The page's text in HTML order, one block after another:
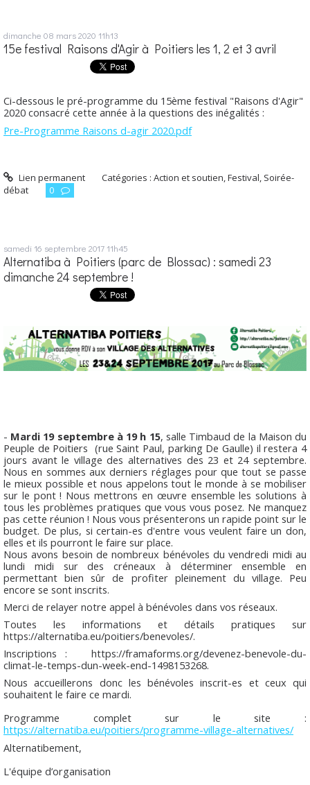
dimanche 08 mars 2020 11h13
15e festival Raisons d'Agir à Poitiers les 1, 2 et 3 avril
Ci-dessous le pré-programme du 15ème festival "Raisons d'Agir"
2020 consacré cette année à la questions des inégalités :
Pre-Programme Raisons d-agir 2020.pdf
Lien permanent Catégories :Action et soutien,Festival, Soirée-
débat
0
samedi 16 septembre 201711h45
Alternatiba à Poitiers (parc de Blossac) : samedi 23
dimanche 24 septembre !
- Mardi 19 septembre à 19 h 15, salle Timbaud de la Maison du
Peuple de Poitiers (rue Saint Paul, parking De Gaulle) il restera 4
jours avant le village des alternatives des 23 et 24 septembre.
Nous en sommes aux derniers réglages pour que tout se passe
le mieux possible et nous appelons tout le monde à se mobiliser
sur le pont ! Nous mettrons en œuvre ensemble les solutions à
tous les problèmes pratiques que vous vous posez. Ne manquez
pas cette réunion ! Nous vous présenterons un rapide point sur le
budget. De plus, si certain-es d'entre vous veulent faire un don,
elles et ils pourront le faire sur place.
Nous avons besoin de nombreux bénévoles du vendredi midi au
lundi midi sur des créneaux à déterminer ensemble en
permettant bien sûr de profiter pleinement du village. Peu
encore se sont inscrits.
Merci de relayer notre appel à bénévoles dans vos réseaux.
Toutes les informations et détails pratiques sur
https://alternatiba.eu/poitiers/benevoles/.
Inscriptions : https://framaforms.org/devenez-benevole-du-
climat-le-temps-dun-week-end-1498153268.
Nous accueillerons donc les bénévoles inscrit-es et ceux qui
souhaitent le faire ce mardi.
Programme complet sur le site :
https://alternatiba.eu/poitiers/programme-village-alternatives/
Alternatibement,
L'équipe d’organisation